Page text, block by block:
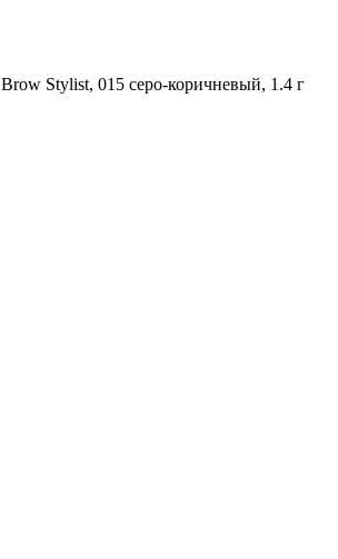
Stylist, 015 серо-коричневый, 1.4 г